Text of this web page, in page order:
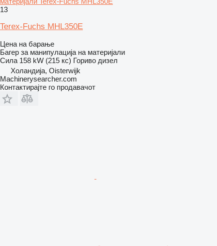
13
Terex-Fuchs MHL350E
Цена на барање
Багер за манипулација на материјали
Сила 158 kW (215 кс) Гориво дизел
Холандија, Oisterwijk
Machinerysearcher.com
Контактирајте го продавачот